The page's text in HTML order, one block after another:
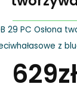
29 PC Osłona
z
629zł